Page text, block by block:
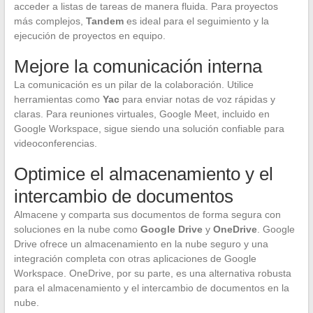
acceder a listas de tareas de manera fluida. Para proyectos
más complejos, Tandemes ideal para el seguimiento y la
ejecución de proyectos en equipo.
Mejore la comunicación interna
La comunicación es un pilar de la colaboración. Utilice
herramientas como Yacpara enviar notas de voz rápidas y
claras. Para reuniones virtuales, Google Meet, incluido en
Google Workspace, sigue siendo una solución confiable para
videoconferencias.
Optimice el almacenamiento y el
intercambio de documentos
Almacene y comparta sus documentos de forma segura con
soluciones en la nube como Google Drivey OneDrive. Google
Drive ofrece un almacenamiento en la nube seguro y una
integración completa con otras aplicaciones de Google
Workspace. OneDrive, por su parte, es una alternativa robusta
para el almacenamiento y el intercambio de documentos en la
nube.